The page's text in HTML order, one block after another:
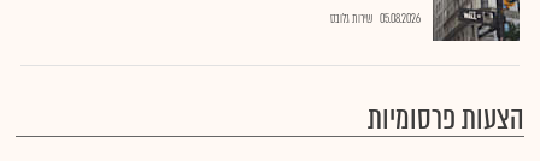
05.08.2026 שירות גלובס
הצעות פרסומיות